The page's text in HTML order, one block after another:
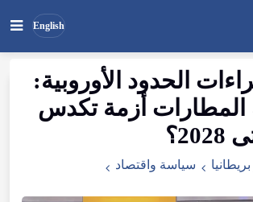
English
بحث الحدود الأوروبية:
المطارات أزمة تكدس
2028؟
بريطانيا سياسة واقتصاد